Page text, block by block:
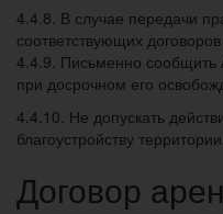
4.4.8. В случае передачи
соответствующих
4.4.9. Письменно сообщить
при досрочном его
4.4.10. Не допускать
благоустройству
Договор